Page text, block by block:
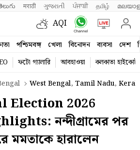
मराठी ગુજરાતી ਪੰਜਾਬੀ தமிழ்
AQI
পশ্চিমবঙ্গ খেলা বিনোদন ব্যবসা দেশ
ফটো গ্যালারি আবহাওয়া
কলকাতা হাইকোর্ট
West Bengal, Tamil Nadu,
Election 2026
নন্দীগ্রামের পর
মমতাকে হারালেন